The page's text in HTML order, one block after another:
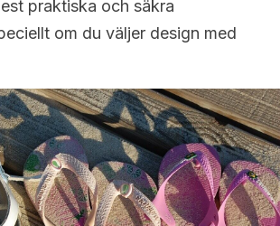
praktiska och säkra
om du väljer design med